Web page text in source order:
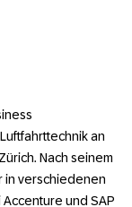
an
Nach seinem
in verschiedenen
und SAP